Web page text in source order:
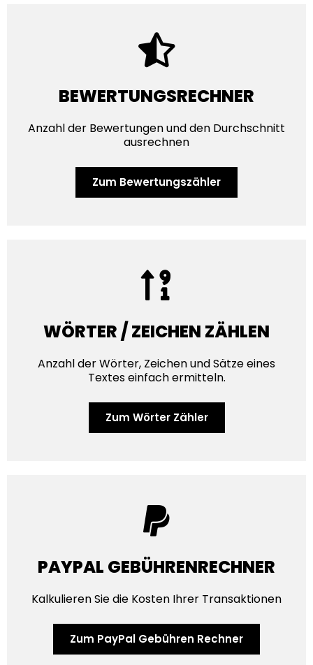
BEWERTUNGSRECHNER
Anzahl der Bewertungen und den Durchschnitt
ausrechnen
Zum Bewertungs­zähler
WÖRTER / ZEICHEN ZÄHLEN
Anzahl der Wörter, Zeichen und Sätze eines
Textes einfach ermitteln.
Zum Wörter Zähler
PAYPAL GEBÜHRENRECHNER
Kalkulieren Sie die Kosten Ihrer Transaktionen
Zum PayPal Gebühren Rechner